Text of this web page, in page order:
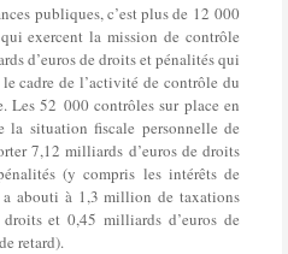
publiques, c’est plus de 12 000
exercent la mission de contrôle
d’euros de droits et pénalités qui
cadre de l’activité de contrôle du
Les 52 000 contrôles sur place en
situation fiscale personnelle de
7,12 milliards d’euros de droits
(y compris les intérêts de
abouti à 1,3 million de taxations
et 0,45 milliards d’euros de
retard).